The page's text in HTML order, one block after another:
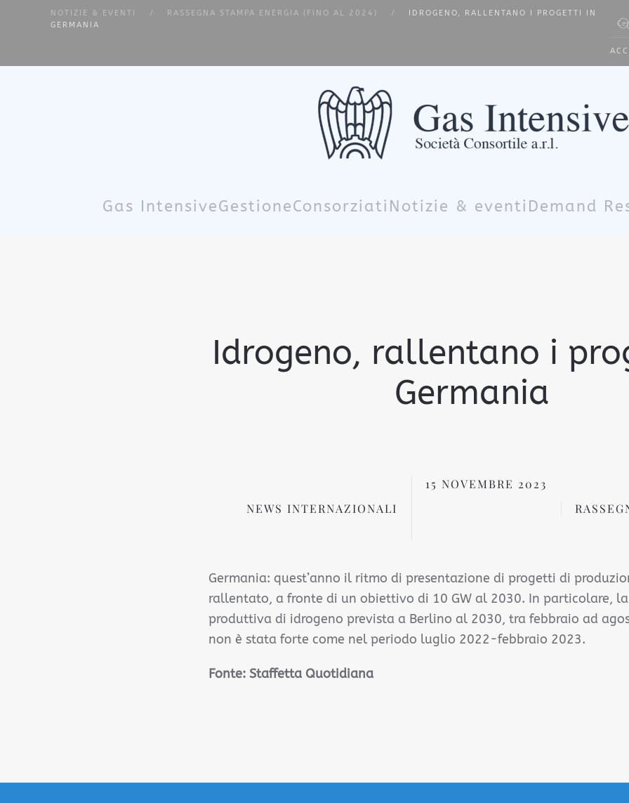
NOTIZIE & EVENTI RASSEGNA STAMPA ENERGIA (FINO AL 2024)
IDROGENO, RALLENTANO I PROGETTI IN
GERMANIA
Gas IntensiveGestioneConsorziati Notizie & eventi Demand
Idrogeno, rallentano i
Germania
NEWS INTERNAZIONALI
15 NOVEMBRE 2023
Germania: quest’anno il ritmo di presentazione di progetti di
rallentato, a fronte di un obiettivo di 10 GW al 2030. In particolare,
produttiva di idrogeno prevista a Berlino al 2030, tra febbraio ad
non è stata forte come nel periodo luglio 2022-febbraio 2023.
Fonte: Staffetta Quotidiana